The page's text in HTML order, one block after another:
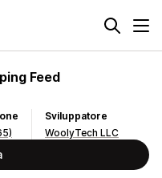
Feed
Sviluppatore
WoolyTech LLC